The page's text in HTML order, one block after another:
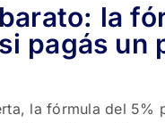
la
pagás un
la fórmula del 5%